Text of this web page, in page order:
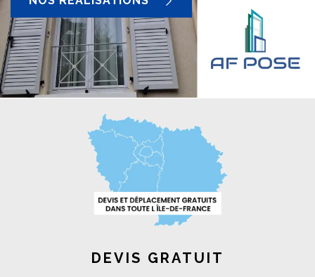
DEVIS GRATUIT